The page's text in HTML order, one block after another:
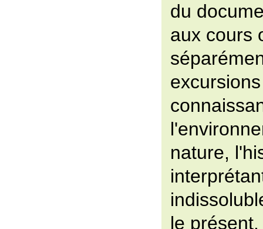
du
aux cours
nature,
le présent.